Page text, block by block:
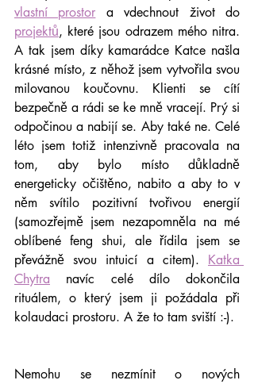
vlastní prostor
projektů, které jsou odrazem mého nitra.
A tak jsem díky kamarádce Katce našla
krásné místo, z něhož jsem vytvořila svou
milovanou koučovnu. Klienti se cítí
bezpečně a rádi se ke mně vracejí. Prý si
odpočinou a nabijí se. Aby také ne. Celé
léto jsem totiž intenzivně pracovala na
tom, aby bylo místo důkladně
energeticky očištěno, nabito a aby to v
něm svítilo pozitivní tvořivou energií
(samozřejmě jsem nezapomněla na mé
oblíbené feng shui, ale řídila jsem se
převážně svou intuicí a citem). Katka
Chytra navíc celé dílo dokončila
rituálem, o který jsem ji požádala při
kolaudaci prostoru. A že to tam sviští :-).
Nemohu se nezmínit o nových